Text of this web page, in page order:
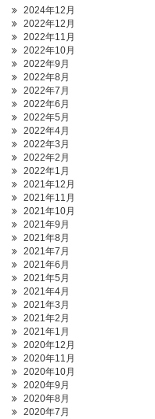
2024年12月
2022年12月
2022年11月
2022年10月
2022年9月
2022年8月
2022年7月
2022年6月
2022年5月
2022年4月
2022年3月
2022年2月
2022年1月
2021年12月
2021年11月
2021年10月
2021年9月
2021年8月
2021年7月
2021年6月
2021年5月
2021年4月
2021年3月
2021年2月
2021年1月
2020年12月
2020年11月
2020年10月
2020年9月
2020年8月
2020年7月